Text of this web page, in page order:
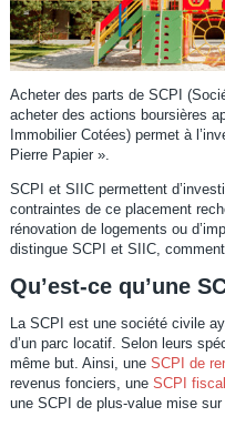
Acheter des parts de SCPI
acheter des actions boursières
Immobilier Cotées) permet à
Pierre Papier ».
SCPI et SIIC permettent
contraintes de ce placement
rénovation de logements ou
distingue SCPI et SIIC,
Qu’est-ce qu’une
La SCPI est une société civile
d’un parc locatif. Selon leurs
même but. Ainsi, une SCPI de
revenus fonciers, une SCPI
une SCPI de plus-value mise sur